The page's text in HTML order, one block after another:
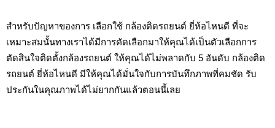
สำหรับปัญหาของการ เลือกใช้ กล้องติดรถยนต์ ยี่ห้อไหนดี ที่จะ
เหมาะสมนั้นทางเราได้มีการคัดเลือกมาให้คุณได้เป็นตัวเลือกการ
ตัดสินใจติดตั้งกล้องรถยนต์ ให้คุณได้ไม่พลาดกับ 5 อันดับ กล้องติด
รถยนต์ ยี่ห้อไหนดี มีให้คุณได้มั่นใจกับการบันทึกภาพที่คมชัด รับ
ประกันในคุณภาพได้ไม่ยากกันแล้วตอนนี้เลย